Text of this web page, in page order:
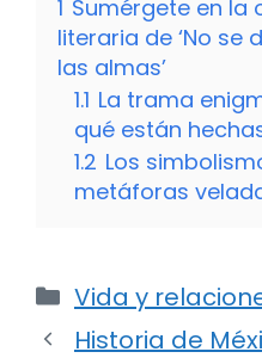
1 Sumérgete en la
literaria de ‘No se
las almas’
1.1 La trama
qué están
1.2 Los
metáforas
Categorías
Vida y
Historia de